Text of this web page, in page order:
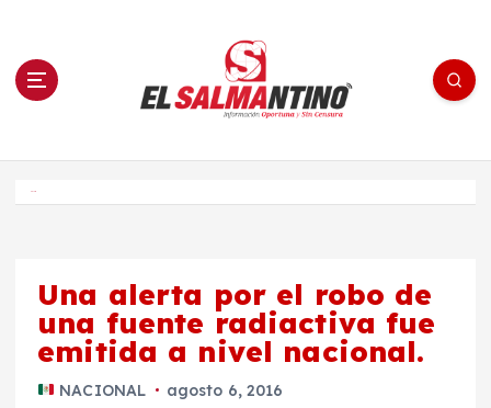
n El Salmantino - medios/noticias/editorial
Una alerta por el robo de
una fuente radiactiva fue
emitida a nivel nacional.
NACIONAL agosto 6, 2016